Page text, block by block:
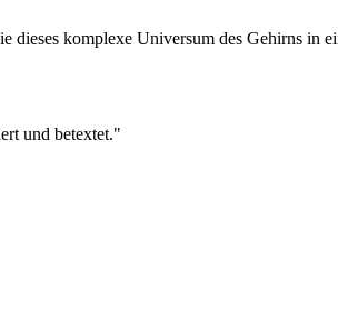
komplexe Universum des Gehirns in
und betextet."